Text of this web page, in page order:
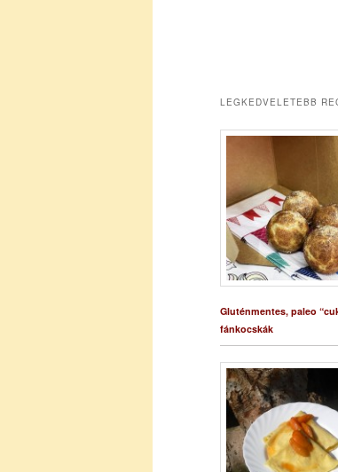
LEGKEDVELETEBB
Gluténmentes, paleo
fánkocskák